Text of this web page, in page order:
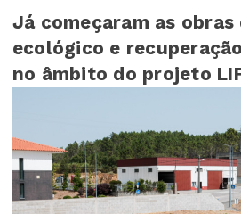
Já começaram as
ecológico e recuperação do rio Erges
no âmbito do projeto